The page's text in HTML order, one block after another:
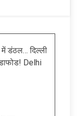
में डंठल… दिल्ली
Delhi